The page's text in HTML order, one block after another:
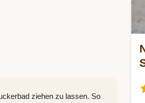
ziehen zu lassen. So